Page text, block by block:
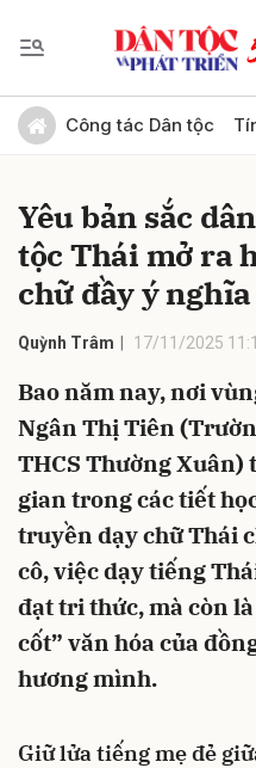
Công tác Dân tộc
Yêu bản sắc
tộc Thái mở ra
chữ đầy ý nghĩa
Quỳnh Trâm 17/11/2025
Bao năm nay, nơi
Ngân Thị Tiên
THCS Thường
gian trong các tiết
truyền dạy chữ Thái
cô, việc dạy tiếng
đạt tri thức, mà còn
cốt” văn hóa của
hương mình.
Giữ lửa tiếng mẹ đẻ
Gửi bình luận